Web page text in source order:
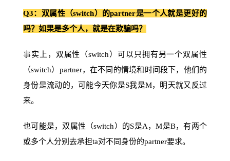
Q3：双属性（switch）的partner是一个人就是更好的
吗？如果是多个人，就是在欺骗吗？
事实上，双属性（switch）可以只拥有另一个双属性
（switch）partner，在不同的情境和时间段下，他们的
身份是流动的，可能今天你是S我是M，明天就又反过
来。
也可能是，双属性（switch）的S是A，M是B，有两个
或多个人分别去承担ta对不同身份的partner要求。